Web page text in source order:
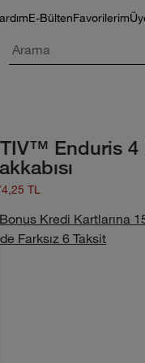
E-BültenFavorilerim
Arama
Enduris 4
TL
Kredi Kartlarına
Farksız 6 Taksit